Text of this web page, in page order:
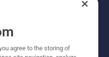
agree to the storing of